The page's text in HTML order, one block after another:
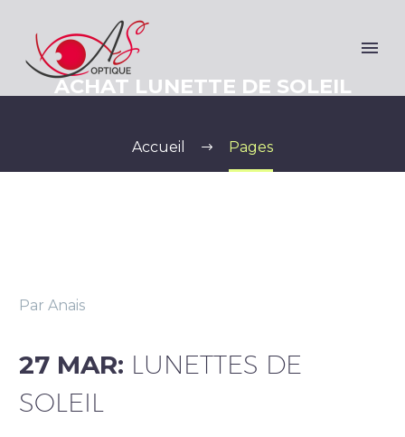
PRISE DE RDV DOCTOLIB
ACHAT LUNETTE DE SOLEIL
Accueil Pages
Par Anais
27 MAR: LUNETTES DE
SOLEIL